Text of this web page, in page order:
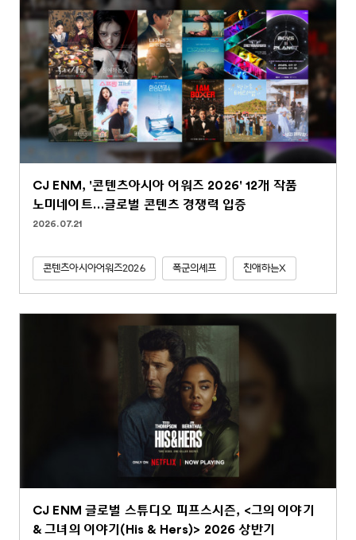
CJ ENM, '콘텐츠아시아 어워즈 2026' 12개 작품
노미네이트…글로벌 콘텐츠 경쟁력 입증
2026.07.21
콘텐츠아시아어워즈2026 폭군의셰프 친애하는X
CJ ENM 글로벌 스튜디오 피프스시즌, <그의 이야기
& 그녀의 이야기(His & Hers)> 2026 상반기